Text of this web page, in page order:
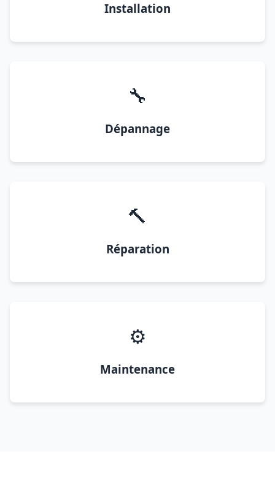
Installation
🔧
Dépannage
🔨
Réparation
⚙️
Maintenance